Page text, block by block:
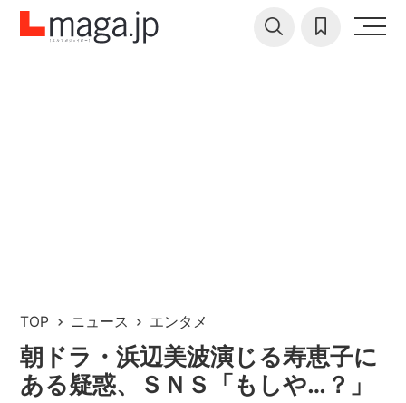
TOP ニュース エンタメ
朝ドラ・浜辺美波演じる寿恵子に
ある疑惑、ＳＮＳ「もしや…？」